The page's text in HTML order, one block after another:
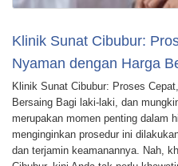
Klinik Sunat Cibubur:
Nyaman dengan Harga
Klinik Sunat Cibubur: Proses
Bersaing Bagi laki-laki, dan
merupakan momen penting dalam
menginginkan prosedur ini
dan terjamin keamanannya. Nah,